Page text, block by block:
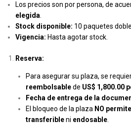
Los precios son por persona, de
elegida.
Stock disponible: 10 paquetes
Vigencia: Hasta agotar stock.
Reserva:
Para asegurar su plaza, se
reembolsablede US$ 1,800.00
Fecha de entrega de la
El bloqueo de la plaza NO
transferibleni endosable.